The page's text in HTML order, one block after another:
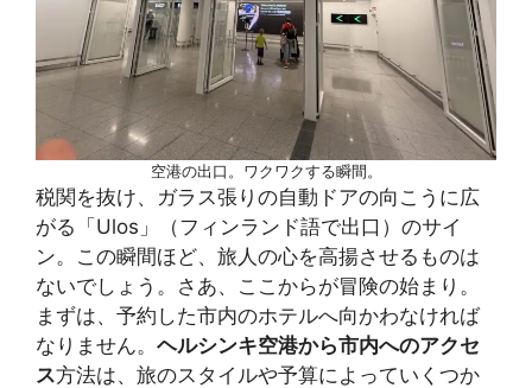
空港の出口。ワクワクする瞬間。
税関を抜け、ガラス張りの自動ドアの向こうに広
がる「Ulos」（フィンランド語で出口）のサイ
ン。この瞬間ほど、旅人の心を高揚させるものは
ないでしょう。さあ、ここからが冒険の始まり。
まずは、予約した市内のホテルへ向かわなければ
なりません。 ヘルシンキ空港から市内へのアクセ
ス方法は、旅のスタイルや予算によっていくつか